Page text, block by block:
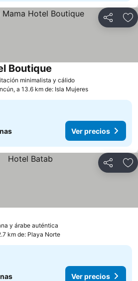
Compartir
minimalista y cálido
Boutique
a 13.6 km de: Isla Mujeres
Ver precios
Compartir
y árabe auténtica
km de: Playa Norte
Ver precios